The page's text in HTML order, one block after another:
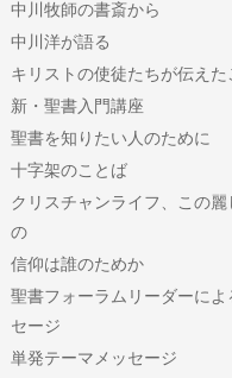
中川牧師の書斎から
中川洋が語る
キリストの使徒たちが伝えた
新・聖書入門講座
聖書を知りたい人のために
十字架のことば
クリスチャンライフ、この麗
の
信仰は誰のためか
聖書フォーラムリーダーによ
セージ
単発テーマメッセージ